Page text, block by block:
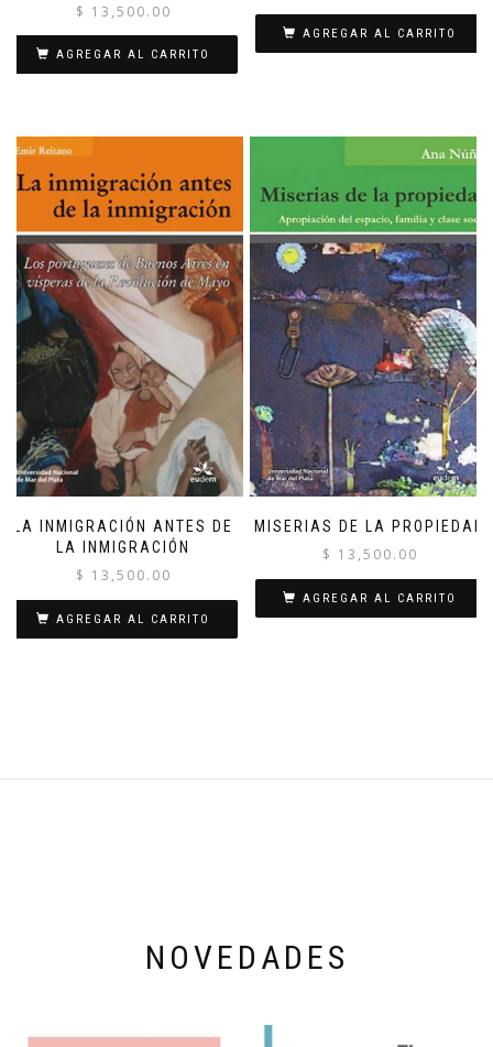
$ 13,500.00
AGREGAR AL CARRITO
AGREGAR AL CARRITO
LA INMIGRACIÓN ANTES DE
LA INMIGRACIÓN
$ 13,500.00
AGREGAR AL CARRITO
MISERIAS DE LA PROPIEDAD
$ 13,500.00
AGREGAR AL CARRITO
NOVEDADES